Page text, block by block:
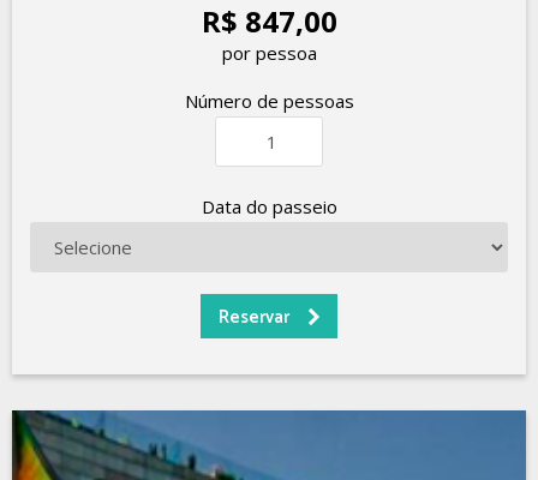
R$ 847,00
por pessoa
Número de pessoas
Data do passeio